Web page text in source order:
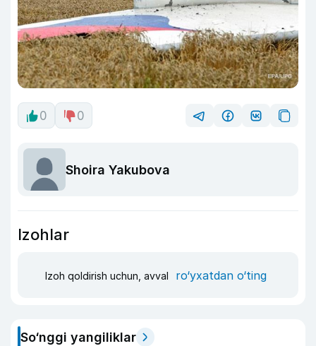
0 0
Shoira Yakubova
Izohlar
Izoh qoldirish uchun, avval ro‘yxatdan o‘ting
So‘nggi yangiliklar